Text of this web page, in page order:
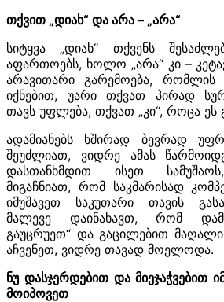
თქვით „დიახ“ და არა – „არა“
სიტყვა „დიახ“ თქვენს
აფართოებს, ხოლო „არა“ კი –
არავითარი გარემოება,
იქნებით, უარი თქვათ პირად
თავს უფლება, თქვათ „კი“, როცა
ადამიანებს ხშირად ბევრად
შეუძლიათ, ვიდრე ამას
დასთანხმდით ისეთ
მიგაჩნიათ, რომ საკმარისად
იმუშავეთ საკუთარი თავის
მალევე დაინახავთ, რომ
გაუცრუეთ“ და გაცილებით
აჩვენეთ, ვიდრე თავად მოელოდა.
ნუ დასჯერდებით და მიეჯაჭვებით
მოიპოვეთ